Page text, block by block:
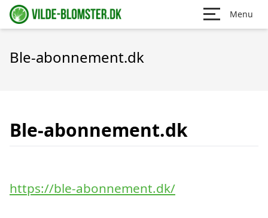
Menu
Ble-abonnement.dk
Ble-abonnement.dk
https://ble-abonnement.dk/